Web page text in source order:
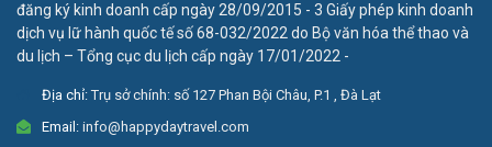
đăng ký kinh doanh cấp ngày 28/09/2015 - 3 Giấy phép kinh doanh
dịch vụ lữ hành quốc tế số 68-032/2022 do Bộ văn hóa thể thao và
du lịch – Tổng cục du lịch cấp ngày 17/01/2022 -
Địa chỉ:Trụ sở chính: số 127 Phan Bội Châu, P.1 , Đà Lạt
Email: info@happydaytravel.com